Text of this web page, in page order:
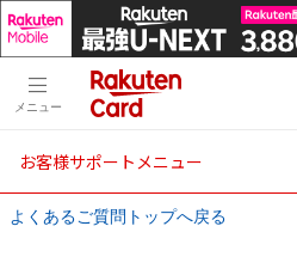
メニュー
お客様サポートメニュー
よくあるご質問トップへ戻る